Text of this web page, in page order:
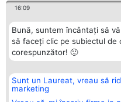
16:09
Bună, suntem încântați să
să faceți clic pe subiectul de
corespunzător! 🙂
Sunt un Laureat, vreau să
marketing
Organizator Ranking
BRIGHT SOLUTIONS BR SRL
Aleea Timisul De Sus 2 Bl. A30